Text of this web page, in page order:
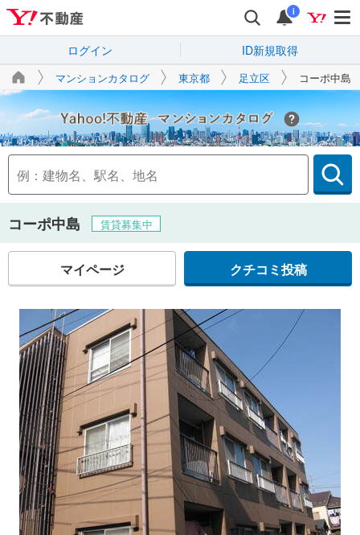
i
ログイン ID新規取得
マンションカタログ 東京都 足立区 コーポ中島
Yahoo!不動産
コーポ中島 賃貸募集中
マイページ クチコミ投稿